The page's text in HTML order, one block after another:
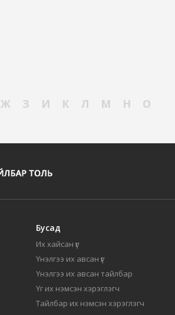
Ж З И К Л М Н О
Бусад
Их хайсан үг
Үнэлгээ их авсан үг
Үнэлгээ их авсан тайлбар
Үг их нэмсэн хэрэглэгч
Тайлбар их нэмсэн хэрэглэгч